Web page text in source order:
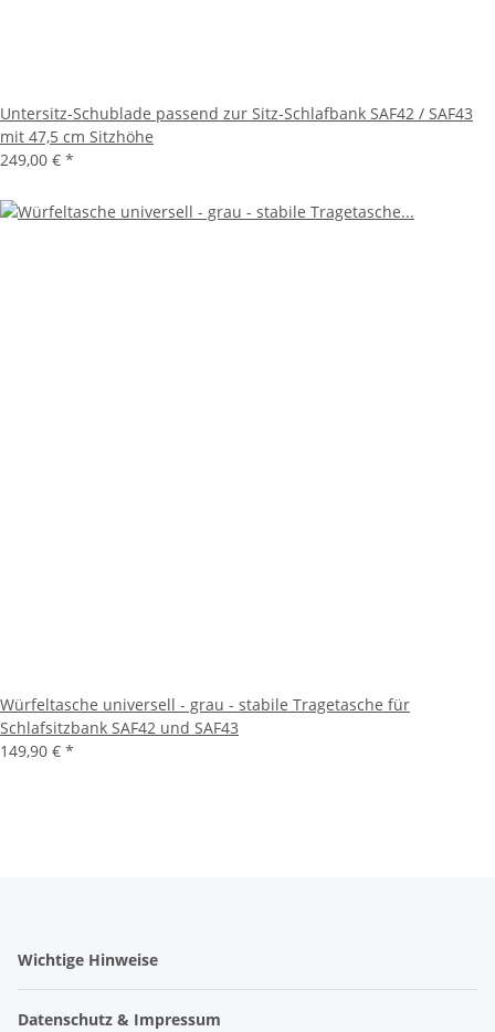
Untersitz-Schublade passend zur Sitz-Schlafbank SAF42 / SAF43
mit 47,5 cm Sitzhöhe
249,00 € *
Würfeltasche universell - grau - stabile Tragetasche für
Schlafsitzbank SAF42 und SAF43
149,90 € *
Wichtige Hinweise
Datenschutz & Impressum